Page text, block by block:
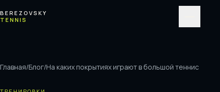
BEREZOVSKY
TENNIS
Главная/Блог/На каких покрытиях играют в большой теннис